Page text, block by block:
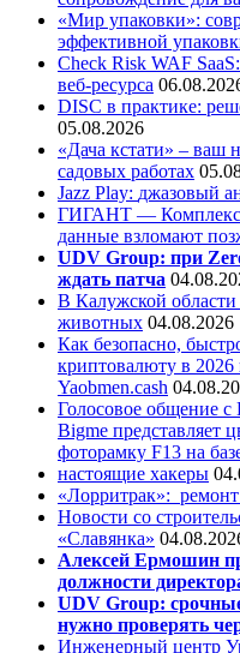
«Мир упаковки»:
эффективной
Check Risk WAF
веб-ресурса
DISC в практике:
05.08.2026
«Дача кстати» –
садовых работах
Jazz Play: джазовый
ГИГАНТ —
данные взломают
UDV Group: при
ждать патча
В Калужской
животных 04.08.2026
Как безопасно,
криптовалюту в
Yaobmen.cash
Голосовое общение
Bigme представляет
фоторамку F13 на
настоящие хакеры
«Лорритрак»:
Новости со
«Славянка»
Алексей Ермошин
должности
UDV Group:
нужно проверять
Инженерный центр